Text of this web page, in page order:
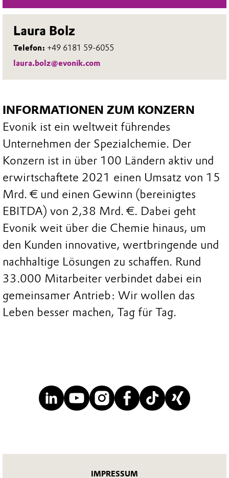
Laura Bolz
Telefon: +49 6181 59-6055
laura.bolz@evonik.com
INFORMATIONEN ZUM KONZERN
Evonik ist ein weltweit führendes
Unternehmen der Spezialchemie. Der
Konzern ist in über 100 Ländern aktiv und
erwirtschaftete 2021 einen Umsatz von 15
Mrd. € und einen Gewinn (bereinigtes
EBITDA) von 2,38 Mrd. €. Dabei geht
Evonik weit über die Chemie hinaus, um
den Kunden innovative, wertbringende und
nachhaltige Lösungen zu schaffen. Rund
33.000 Mitarbeiter verbindet dabei ein
gemeinsamer Antrieb: Wir wollen das
Leben besser machen, Tag für Tag.
IMPRESSUM